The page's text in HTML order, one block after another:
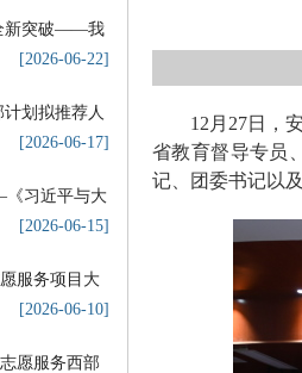
新突破——我
[2026-06-22]
划拟推荐人
[2026-06-17]
《习近平与大
[2026-06-15]
服务项目大
[2026-06-10]
愿服务西部
12月27日，
省教育督导专员
记、团委书记以